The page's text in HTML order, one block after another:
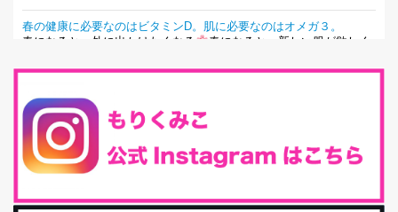
春の健康に必要なのはビタミンD。肌に必要なのはオメガ３。
春になると、外に出かけたくなる
春になると、新しい服が欲しく
最近、グラノーラ迷子になっていた私です。が、と〜〜〜っても美
味しくて栄養たっぷりのグラノーラを発...
腸活は「食事」だけだと思っていませんか？私の腸活完全版！
腸内環境を整えることは、健康維持の中でいっちばん大事！だと私